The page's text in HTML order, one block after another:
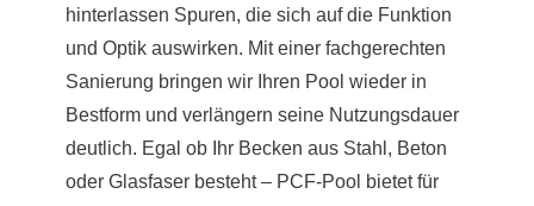
hinterlassen Spuren, die sich auf die Funktion
und Optik auswirken. Mit einer fachgerechten
Sanierung bringen wir Ihren Pool wieder in
Bestform und verlängern seine Nutzungsdauer
deutlich. Egal ob Ihr Becken aus Stahl, Beton
oder Glasfaser besteht – PCF-Pool bietet für